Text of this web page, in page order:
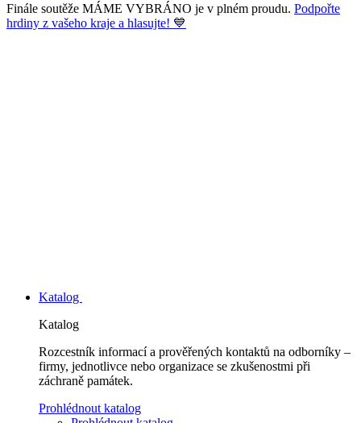
Finále soutěže MÁME VYBRÁNO je v plném proudu. Podpořte
hrdiny z vašeho kraje a hlasujte! 💙
Katalog
Katalog
Rozcestník informací a prověřených kontaktů na odborníky –
firmy, jednotlivce nebo organizace se zkušenostmi při
záchraně památek.
Prohlédnout katalog